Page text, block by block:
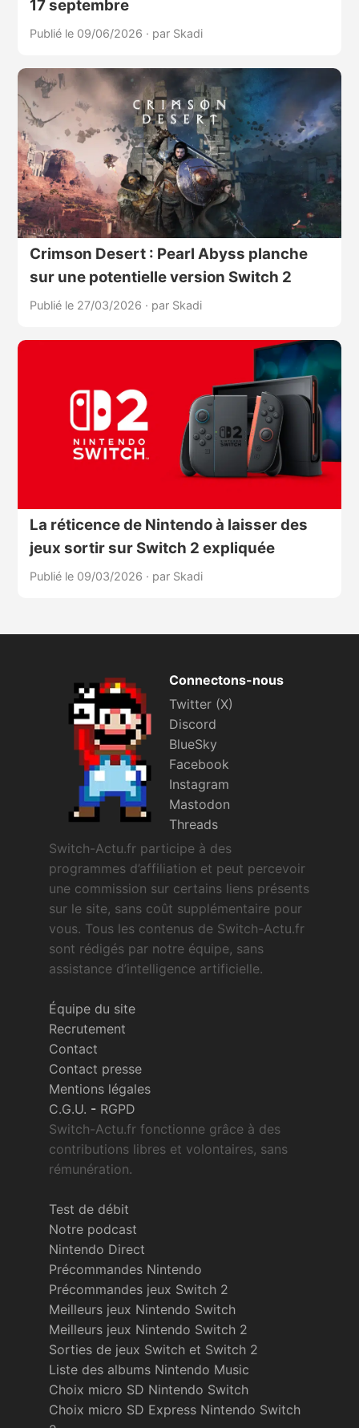
17 septembre
Publié le 09/06/2026 · par Skadi
Crimson Desert : Pearl Abyss planche
sur une potentielle version Switch 2
Publié le 27/03/2026 · par Skadi
La réticence de Nintendo à laisser des
jeux sortir sur Switch 2 expliquée
Publié le 09/03/2026 · par Skadi
Connectons-nous
Twitter (X)
Discord
BlueSky
Facebook
Instagram
Mastodon
Threads
Switch-Actu.fr participe à des
programmes d’affiliation et peut percevoir
une commission sur certains liens présents
sur le site, sans coût supplémentaire pour
vous. Tous les contenus de Switch-Actu.fr
sont rédigés par notre équipe, sans
assistance d’intelligence artificielle.
Équipe du site
Recrutement
Contact
Contact presse
Mentions légales
C.G.U. - RGPD
Switch-Actu.fr fonctionne grâce à des
contributions libres et volontaires, sans
rémunération.
Test de débit
Notre podcast
Nintendo Direct
Précommandes Nintendo
Précommandes jeux Switch 2
Meilleurs jeux Nintendo Switch
Meilleurs jeux Nintendo Switch 2
Sorties de jeux Switch et Switch 2
Liste des albums Nintendo Music
Choix micro SD Nintendo Switch
Choix micro SD Express Nintendo Switch